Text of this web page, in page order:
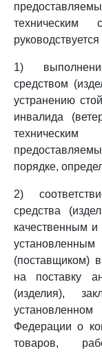
техническим
1)
средством
устранению
инвалида
порядке,
2)
средства
качественным и
(поставщиком) в
на поставку
(изделия),
Федерации о
товаров,